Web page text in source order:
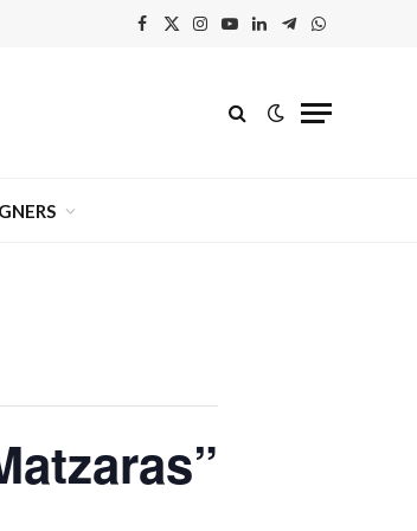
Facebook
X
Instagram
YouTube
Linkedin'de
Telegram
WhatsApp